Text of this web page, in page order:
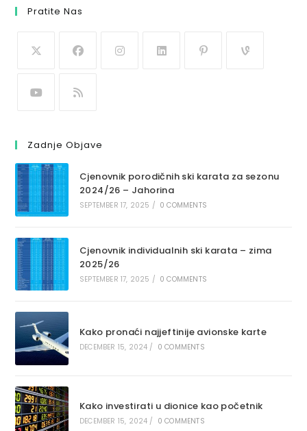
Pratite Nas
Zadnje Objave
Cjenovnik porodičnih ski karata za sezonu
2024/26 – Jahorina
SEPTEMBER 17, 2025 / 0 COMMENTS
Cjenovnik individualnih ski karata – zima
2025/26
SEPTEMBER 17, 2025 / 0 COMMENTS
Kako pronaći najjeftinije avionske karte
DECEMBER 15, 2024 / 0 COMMENTS
Kako investirati u dionice kao početnik
DECEMBER 15, 2024 / 0 COMMENTS